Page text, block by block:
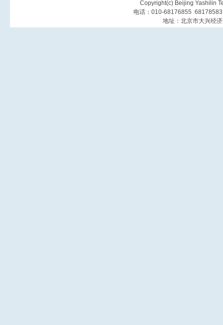
Copyright(c) Beijing Yashilin
电话：010-68176855
地址：北京市大兴经